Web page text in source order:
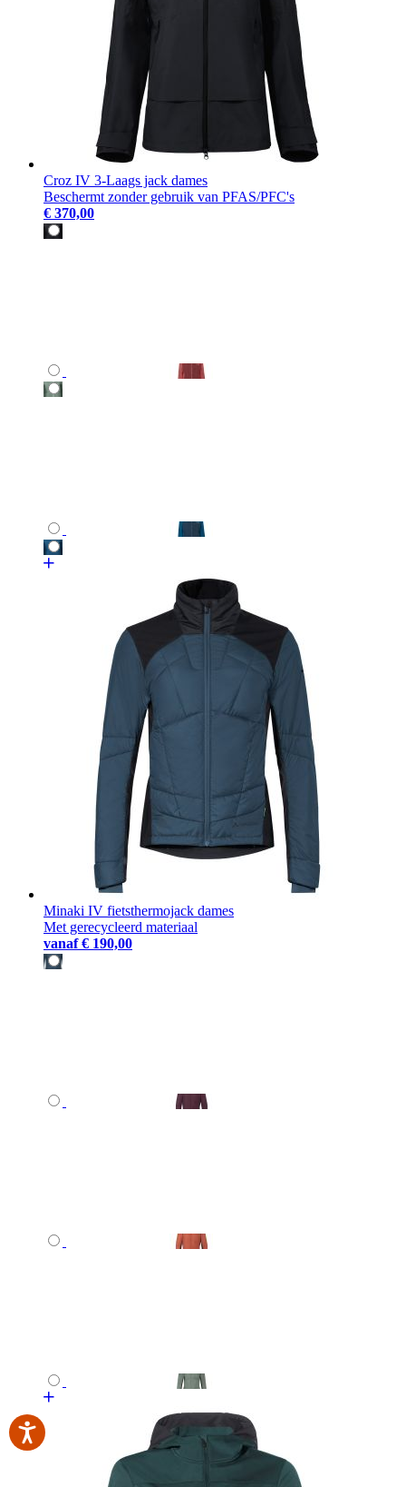
Croz IV 3-Laags jack dames
Beschermt zonder gebruik van PFAS/PFC's
€ 370,00
Minaki IV fietsthermojack dames
Met gerecycleerd materiaal
vanaf € 190,00